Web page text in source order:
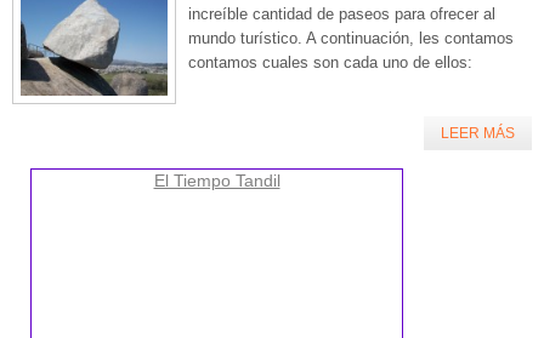
increíble cantidad de paseos para ofrecer al
mundo turístico. A continuación, les contamos
contamos cuales son cada uno de ellos:
LEER MÁS
El Tiempo Tandil